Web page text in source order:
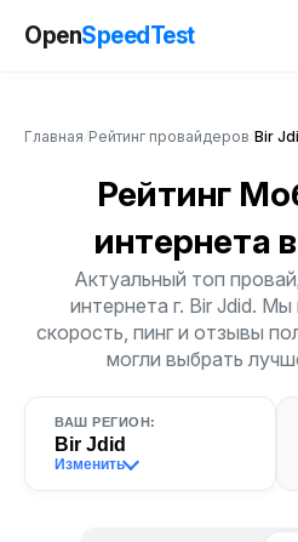
OpenSpeedTest
Главная Рейтинг провайдеров Bir
Рейтинг
интернета
Актуальный топ
интернета г. Bir Jdid.
скорость, пинг и отзывы
могли выбрать
ВАШ РЕГИОН:
Bir Jdid
Изменить